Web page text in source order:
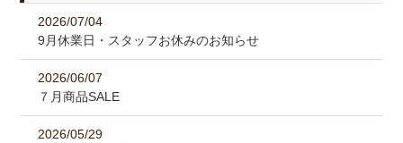
2026/07/04
9月休業日・スタッフお休みのお知らせ
2026/06/07
７月商品SALE
2026/05/29